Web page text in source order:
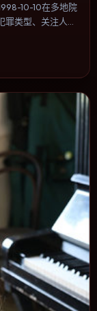
10-10在多地院
类型、关注人物
。